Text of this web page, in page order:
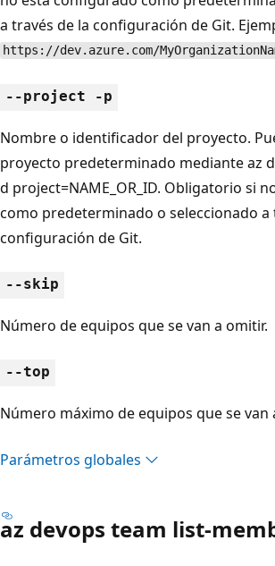
a través de la configuración de Git.
https://dev.azure.com/
--project -p
Nombre o identificador del proyecto.
proyecto predeterminado mediante az
d project=NAME_OR_ID. Obligatorio si
como predeterminado o seleccionado a
configuración de Git.
--skip
Número de equipos que se van a omitir.
--top
Número máximo de equipos que se van
Parámetros globales
az devops team list-